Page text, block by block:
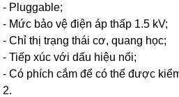
- Pluggable;
- Mức bảo vệ điện áp thấp 1.5 kV;
- Chỉ thị trạng thái cơ, quang học;
- Tiếp xúc với dấu hiệu nổi;
- Có phích cắm để có thể được
2.